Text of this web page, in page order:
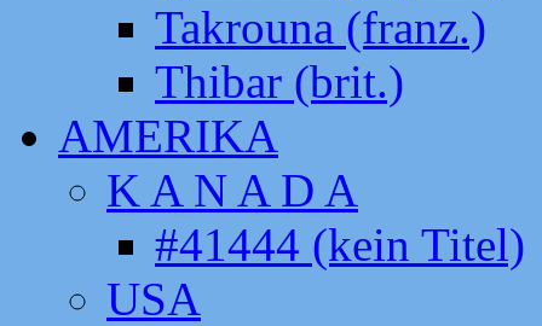
Takrouna (franz.)
Thibar (brit.)
AMERIKA
K A N A D A
#41444 (kein Titel)
USA